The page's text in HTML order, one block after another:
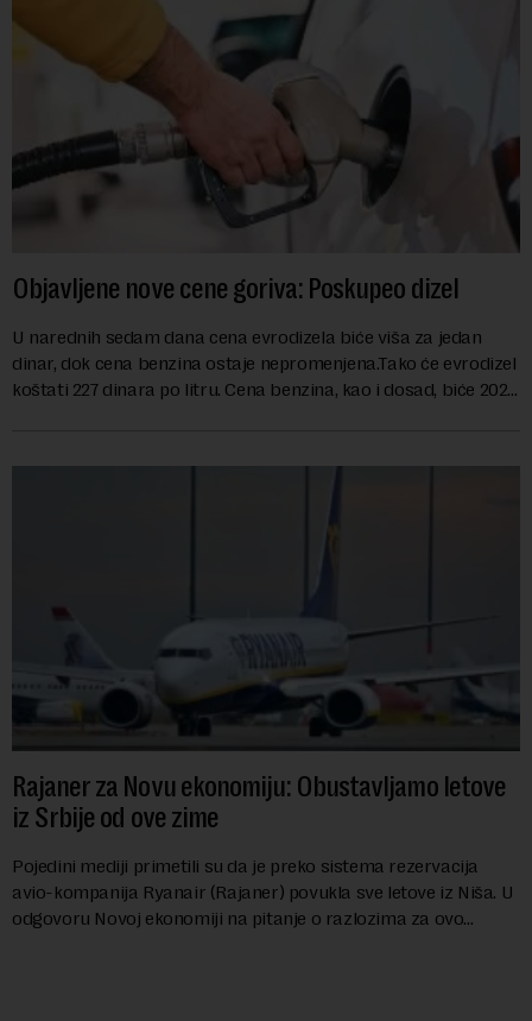
Objavljene nove cene goriva: Poskupeo dizel
U narednih sedam dana cena evrodizela biće viša za jedan
dinar, dok cena benzina ostaje nepromenjena.Tako će evrodizel
koštati 227 dinara po litru. Cena benzina, kao i dosad, biće 202
Rajaner za Novu ekonomiju: Obustavljamo letove
iz Srbije od ove zime
Pojedini mediji primetili su da je preko sistema rezervacija
avio-kompanija Ryanair (Rajaner) povukla sve letove iz Niša. U
odgovoru Novoj ekonomiji na pitanje o razlozima za ovo